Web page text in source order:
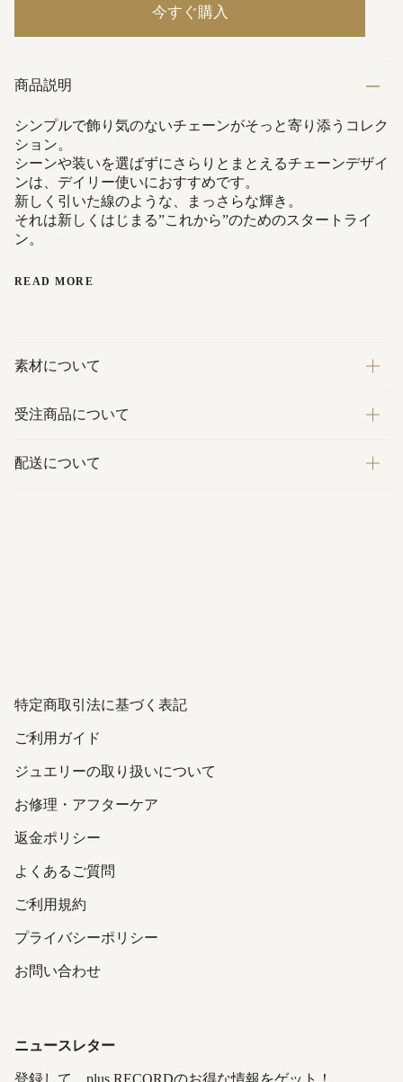
今すぐ購入
商品説明
シンプルで飾り気のないチェーンがそっと寄り添うコレク
ション。
シーンや装いを選ばずにさらりとまとえるチェーンデザイ
ンは、デイリー使いにおすすめです。
新しく引いた線のような、まっさらな輝き。
それは新しくはじまる”これから”のためのスタートライ
ン。
READ MORE
素材について
受注商品について
配送について
特定商取引法に基づく表記
ご利用ガイド
ジュエリーの取り扱いについて
お修理・アフターケア
返金ポリシー
よくあるご質問
ご利用規約
プライバシーポリシー
お問い合わせ
ニュースレター
登録して、plus RECORDのお得な情報をゲット！